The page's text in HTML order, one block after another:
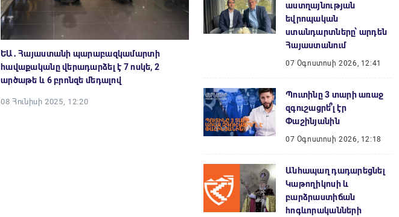
ԵԱ․ Հայաստանի պարաբազկամարտի
հավաքականը վերադարձել է 7 ոսկե, 2
արծաթե և 6 բրոնզե մեդալով
08 Հունիսի 2025, 12:20
աստղայնության
եվրոպական
ստանդարտները՝ արդեն
Հայաստանում
07 Օգոստոսի 2026, 12:41
Պուտինը 3 տարի առաջ
զգուշացրե՞լ էր
Փաշինյանին
07 Օգոստոսի 2026, 12:18
Անհապաղ դադարեցնել
Կաթողիկոսի և
բարձրաստիճան
հոգևորականների